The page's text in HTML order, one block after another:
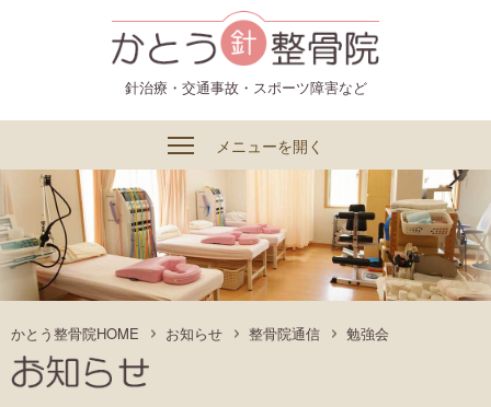
針治療・交通事故・スポーツ障害など
メニューを開く
かとう整骨院HOME お知らせ 整骨院通信 勉強会